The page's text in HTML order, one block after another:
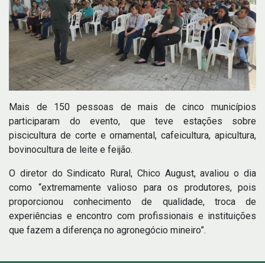
Mais de 150 pessoas de mais de cinco municípios
participaram do evento, que teve estações sobre
piscicultura de corte e ornamental, cafeicultura, apicultura,
bovinocultura de leite e feijão.
O diretor do Sindicato Rural, Chico August, avaliou o dia
como “extremamente valioso para os produtores, pois
proporcionou conhecimento de qualidade, troca de
experiências e encontro com profissionais e instituições
que fazem a diferença no agronegócio mineiro”.